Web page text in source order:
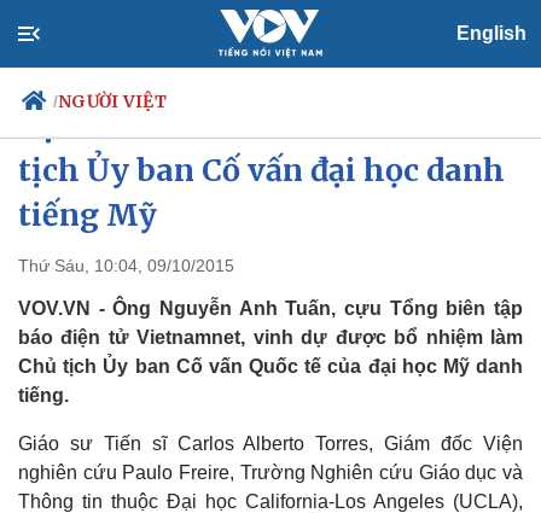
English
/NGƯỜI VIỆT
Chính trị
Đảng
Quốc hội
Nhận diện sự thật
Giáo dục
Dấu ấn VOV
Việc làm
tịch Ủy ban Cố vấn đại học danh
tiếng Mỹ
Thứ Sáu, 10:04, 09/10/2015
VOV.VN - Ông Nguyễn Anh Tuấn, cựu Tổng biên tập
báo điện tử Vietnamnet, vinh dự được bổ nhiệm làm
Chủ tịch Ủy ban Cố vấn Quốc tế của đại học Mỹ danh
tiếng.
Giáo sư Tiến sĩ Carlos Alberto Torres, Giám đốc Viện
nghiên cứu Paulo Freire, Trường Nghiên cứu Giáo dục và
Thông tin thuộc Đại học California-Los Angeles (UCLA),